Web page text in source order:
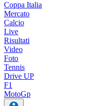
Coppa Italia
Mercato
Calcio
Live
Risultati
Video
Foto
Tennis
Drive UP
F1
MotoGp